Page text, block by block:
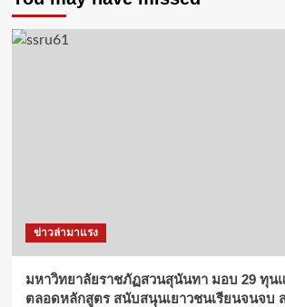
ข่าวล่ามาแรง
มหาวิทยาลัยราชภัฏสวนสุนันทา มอบ 29 ทุน
ตลอดหลักสูตร สนับสนุนเยาวชนเรียนจนจบ